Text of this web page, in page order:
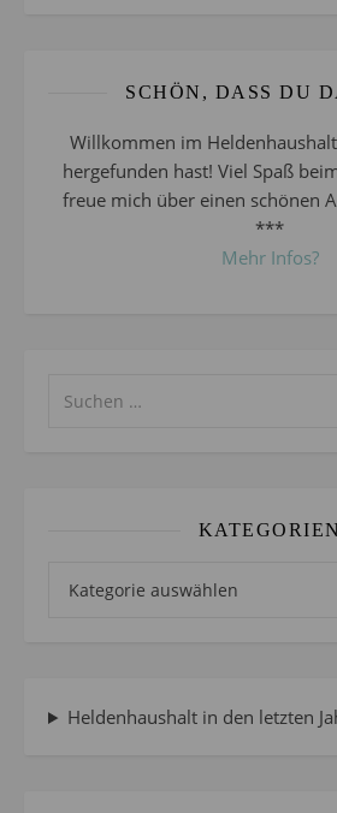
SCHÖN, DASS DU
Willkommen im
hergefunden hast! Viel Spaß
freue mich über einen schönen
***
Mehr Infos?
KATEGORIEN
Heldenhaushalt in den letzten